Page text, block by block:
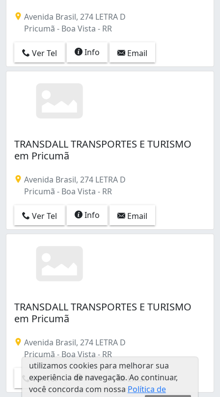
Avenida Brasil, 274 LETRA D
Pricumã - Boa Vista - RR
Ver Tel Info Email
TRANSDALL TRANSPORTES E TURISMO
em Pricumã
Avenida Brasil, 274 LETRA D
Pricumã - Boa Vista - RR
Ver Tel Info Email
TRANSDALL TRANSPORTES E TURISMO
em Pricumã
Avenida Brasil, 274 LETRA D
Pricumã - Boa Vista - RR
Ver Tel Info Email
utilizamos cookies para melhorar sua
experiência de navegação. Ao continuar,
você concorda com nossa Política de